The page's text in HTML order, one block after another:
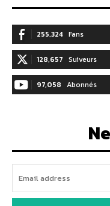
255,324 Fans
128,657 Suiveurs
97,058 Abonnés